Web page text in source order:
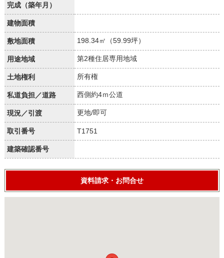
完成（築年月）
建物面積
敷地面積 198.34㎡（59.99坪）
用途地域 第2種住居専用地域
土地権利 所有権
私道負担／道路 西側約4ｍ公道
現況／引渡 更地/即可
取引番号 T1751
建築確認番号
資料請求・お問合せ